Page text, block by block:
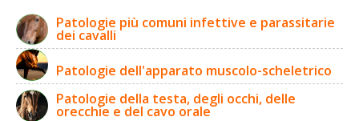
Patologie più comuni infettive e parassitarie
dei cavalli
Patologie dell'apparato muscolo-scheletrico
Patologie della testa, degli occhi, delle
orecchie e del cavo orale